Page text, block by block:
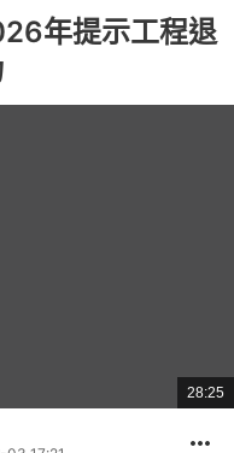
年提示工程退
總
共
間
28:25